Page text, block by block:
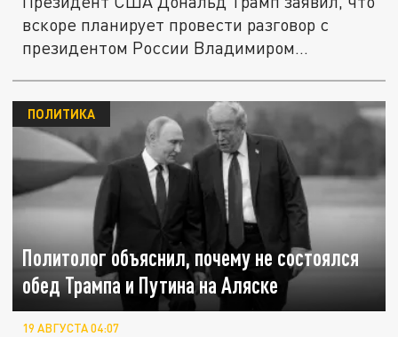
вскоре планирует провести разговор с
президентом России Владимиром...
Политолог объяснил, почему не состоялся
обед Трампа и Путина на Аляске
ПОЛИТИКА
19 АВГУСТА 04:07